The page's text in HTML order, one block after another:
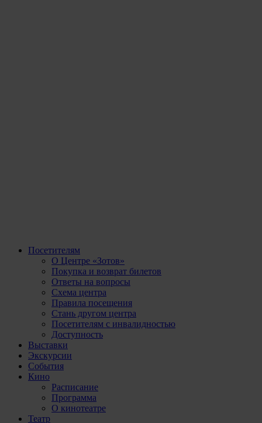
Посетителям
О Центре «Зотов»
Покупка и возврат билетов
Ответы на вопросы
Схема центра
Правила посещения
Стань другом центра
Посетителям с инвалидностью
Доступность
Выставки
Экскурсии
События
Кино
Расписание
Программа
О кинотеатре
Театр